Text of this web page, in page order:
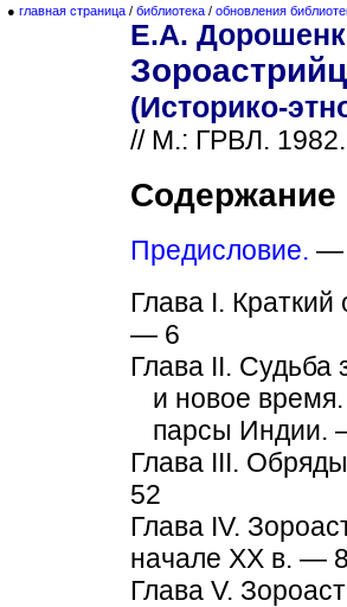
● главная страница / библиотека / обновления
Е.А.
(Историко-
// М.: ГРВЛ.
Содержание
Предисловие. —
Глава I.
— 6
Глава II. Судьба
и новое
парсы Индии.
Глава III.
52
Глава IV.
начале XX в. —
Глава V.